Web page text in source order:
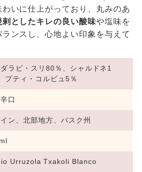
いに仕上がっており、丸みのあ
剌としたキレの良い酸味や塩味を
ンスし、心地よい印象を与えて
ラビ・スリ80％、シャルドネ1
プティ・コルビュ5％
口
ン、北部地方、バスク州
Urruzola Txakoli Blanco